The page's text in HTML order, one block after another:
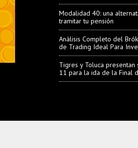
Modalidad 40: una
tramitar tu pensión
Análisis Completo del
de Trading Ideal Para
Tigres y Toluca presentan
11 para la ida de la Final